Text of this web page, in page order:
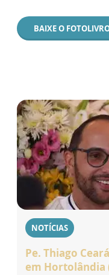
BAIXE O
NOTÍCIAS
Pe. Thiago
em Hortolândia